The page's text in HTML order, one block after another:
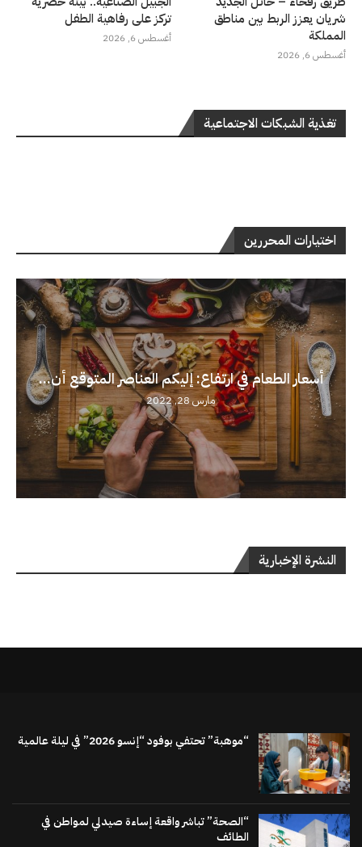
شريان يعزز الربط بين مناطق
المملكة
أغسطس 6, 2026
تركز على رفاهية الطفل
أغسطس 6, 2026
تغذية الشبكات الاجتماعية
اختيارات المحررين
أسعار الطعام في ارتفاع: إليكم العناصر المتوقع أن...
مارس 28, 2022
النشرة الإخبارية
“موهبة” تحتفي بوفود “إنسو 2026” في ليلة عالمية
“الصحة” تباشر واقعة إساءة صيدلي لمواطن في
الطائف